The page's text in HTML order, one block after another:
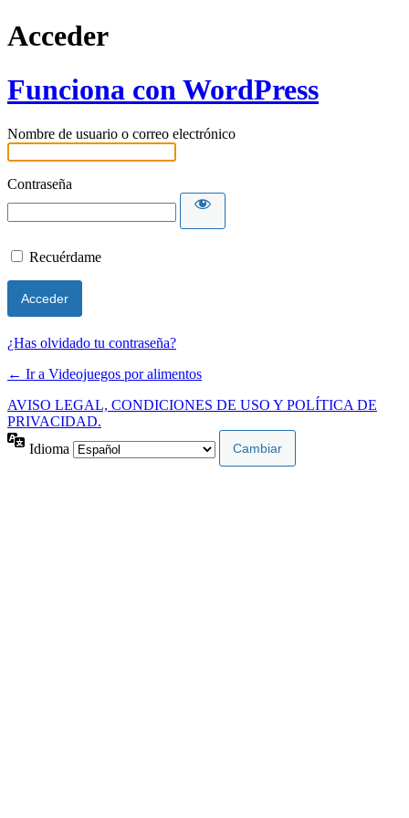
Acceder
Funciona con WordPress
Nombre de usuario o correo electrónico
Contraseña
Recuérdame
¿Has olvidado tu contraseña?
← Ir a Videojuegos por alimentos
AVISO LEGAL, CONDICIONES DE USO Y POLÍTICA DE
PRIVACIDAD.
Idioma